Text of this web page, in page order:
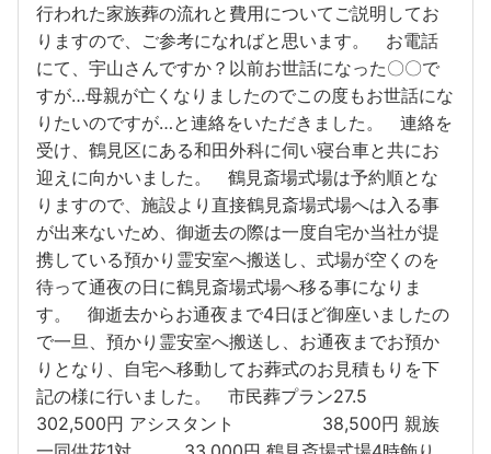
行われた家族葬の流れと費用についてご説明してお
りますので、ご参考になればと思います。 お電話
にて、宇山さんですか？以前お世話になった〇〇で
すが…母親が亡くなりましたのでこの度もお世話にな
りたいのですが…と連絡をいただきました。 連絡を
受け、鶴見区にある和田外科に伺い寝台車と共にお
迎えに向かいました。 鶴見斎場式場は予約順とな
りますので、施設より直接鶴見斎場式場へは入る事
が出来ないため、御逝去の際は一度自宅か当社が提
携している預かり霊安室へ搬送し、式場が空くのを
待って通夜の日に鶴見斎場式場へ移る事になりま
す。 御逝去からお通夜まで4日ほど御座いましたの
で一旦、預かり霊安室へ搬送し、お通夜までお預か
りとなり、自宅へ移動してお葬式のお見積もりを下
記の様に行いました。 市民葬プラン27.5
302,500円 アシスタント 38,500円 親族